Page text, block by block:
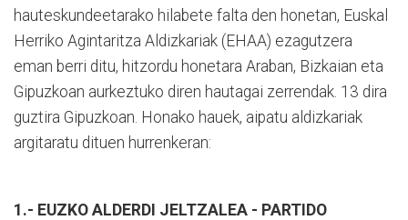
hauteskundeetarako hilabete falta den honetan, Euskal
Herriko Agintaritza Aldizkariak (EHAA) ezagutzera
eman berri ditu, hitzordu honetara Araban, Bizkaian eta
Gipuzkoan aurkeztuko diren hautagai zerrendak. 13 dira
guztira Gipuzkoan. Honako hauek, aipatu aldizkariak
argitaratu dituen hurrenkeran:
1.- EUZKO ALDERDI JELTZALEA - PARTIDO